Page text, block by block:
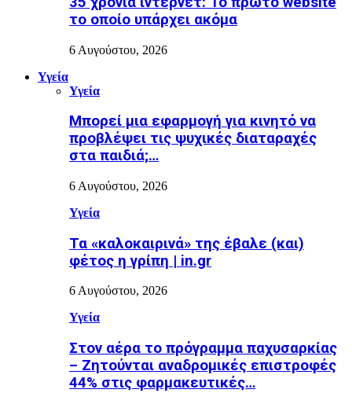
το οποίο υπάρχει ακόμα
6 Αυγούστου, 2026
Υγεία
Υγεία
Μπορεί μια εφαρμογή για κινητό να
προβλέψει τις ψυχικές διαταραχές
στα παιδιά;…
6 Αυγούστου, 2026
Υγεία
Τα «καλοκαιρινά» της έβαλε (και)
φέτος η γρίπη | in.gr
6 Αυγούστου, 2026
Υγεία
Στον αέρα το πρόγραμμα παχυσαρκίας
– Ζητούνται αναδρομικές επιστροφές
44% στις φαρμακευτικές…